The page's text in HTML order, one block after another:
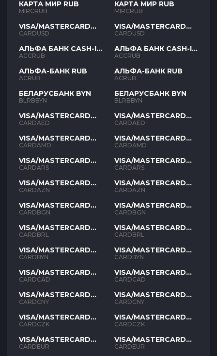
КАРТА МИР RUB
MIRCRUB
VISA/MASTERCARD
USD
CARDUSD
АЛЬФА БАНК CASH-IN
RUB
ACCRUB
АЛЬФА-БАНК RUB
ACRUB
БЕЛАРУСБАНК BYN
BLRBBYN
VISA/MASTERCARD
AED
CARDAED
VISA/MASTERCARD
AMD
CARDAMD
VISA/MASTERCARD
ARS
CARDARS
VISA/MASTERCARD
AZN
CARDAZN
VISA/MASTERCARD
BGN
CARDBGN
VISA/MASTERCARD
BRL
CARDBRL
VISA/MASTERCARD
BYN
CARDBYN
VISA/MASTERCARD
CAD
CARDCAD
VISA/MASTERCARD
CNY
CARDCNY
VISA/MASTERCARD
CZK
CARDCZK
VISA/MASTERCARD
EUR
CARDEUR
КАРТА МИР RUB
MIRCRUB
VISA/MASTERCARD
USD
CARDUSD
АЛЬФА БАНК CASH-IN
RUB
ACCRUB
АЛЬФА-БАНК RUB
ACRUB
БЕЛАРУСБАНК BYN
BLRBBYN
VISA/MASTERCARD
AED
CARDAED
VISA/MASTERCARD
AMD
CARDAMD
VISA/MASTERCARD
ARS
CARDARS
VISA/MASTERCARD
AZN
CARDAZN
VISA/MASTERCARD
BGN
CARDBGN
VISA/MASTERCARD
BRL
CARDBRL
VISA/MASTERCARD
BYN
CARDBYN
VISA/MASTERCARD
CAD
CARDCAD
VISA/MASTERCARD
CNY
CARDCNY
VISA/MASTERCARD
CZK
CARDCZK
VISA/MASTERCARD
EUR
CARDEUR